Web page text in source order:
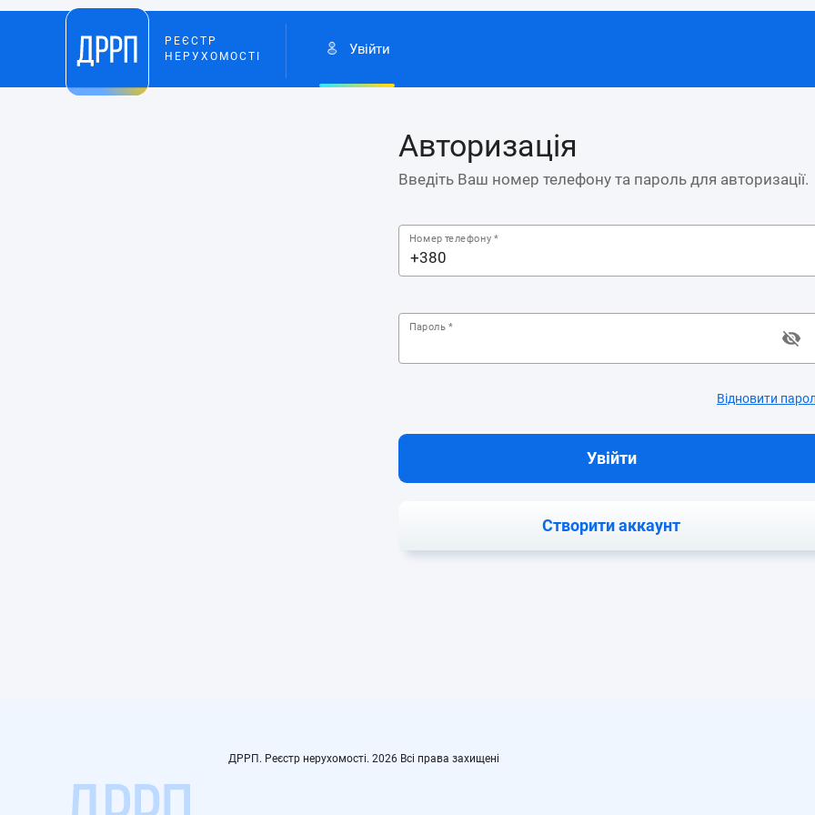
РЕЄСТР
НЕРУХОМОСТІ
Увійти
Авторизація
Введіть Ваш номер телефону та пароль для авторизації.
Номер телефону *
+380
Пароль *
Відновити
Увійти
Створити аккаунт
ДРРП. Реєстр нерухомості. 2026 Всі права захищені